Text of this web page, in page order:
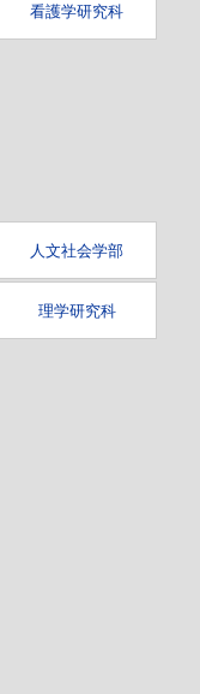
看護学研究科
人文社会学部
理学研究科